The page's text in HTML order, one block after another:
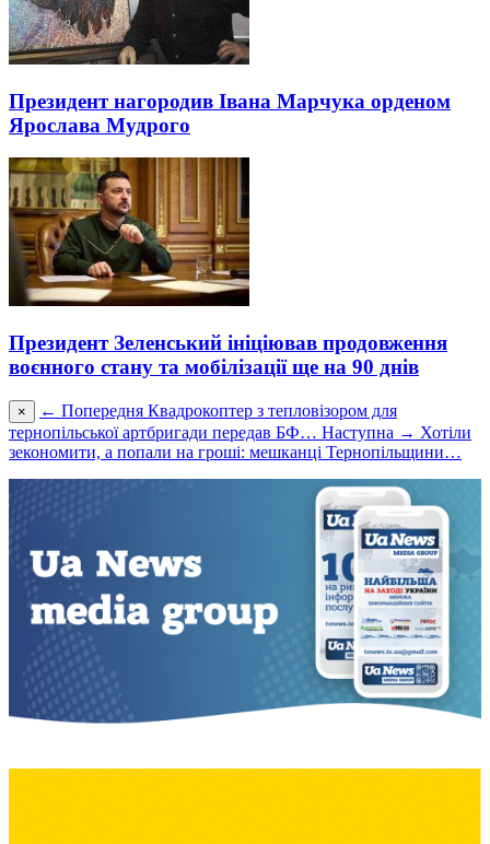
Президент нагородив Івана Марчука орденом
Ярослава Мудрого
Президент Зеленський ініціював продовження
воєнного стану та мобілізації ще на 90 днів
× ← Попередня Квадрокоптер з тепловізором для
тернопільської артбригади передав БФ… Наступна → Хотіли
зекономити, а попали на гроші: мешканці Тернопільщини…